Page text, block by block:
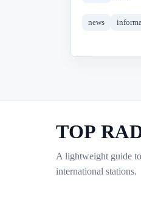
news
TOP
A lightweight guide
international stations.